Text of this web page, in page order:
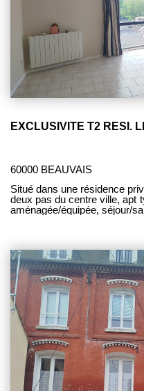
EXCLUSIVITE T2 RESI.
60000 BEAUVAIS
Situé dans une résidence
deux pas du centre ville, apt
aménagée/équipée, séjour/